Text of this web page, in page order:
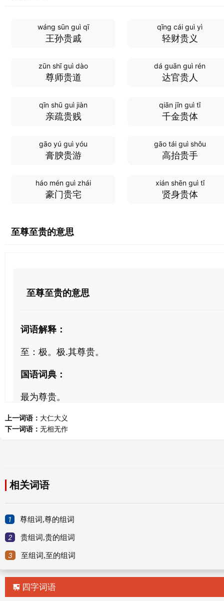
wáng sūn guì qī
王孙贵戚
qīng cái guì yì
轻财贵义
zūn shī guì dào
尊师贵道
dá guān guì rén
达官贵人
qīn shū guì jiàn
亲疏贵贱
qiān jīn guì tǐ
千金贵体
gāo yú guì yóu
膏腴贵游
gāo tái guì shǒu
高抬贵手
háo mén guì zhái
豪门贵宅
xián shēn guì tǐ
贤身贵体
至尊至贵的意思
至尊至贵的意思
词语解释：
至：极。极.其尊贵。
国语词典：
最为尊贵。
成语解释
也。”
查看更多
网络解释：
至尊至贵
上一词语： 大仁大义
下一词语： 无相无作
相关词语
1 尊组词,尊的组词
2 贵组词,贵的组词
3 至组词,至的组词
 四字词语